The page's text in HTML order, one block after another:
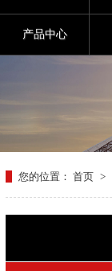
产品中心
您的位置： 首页 >